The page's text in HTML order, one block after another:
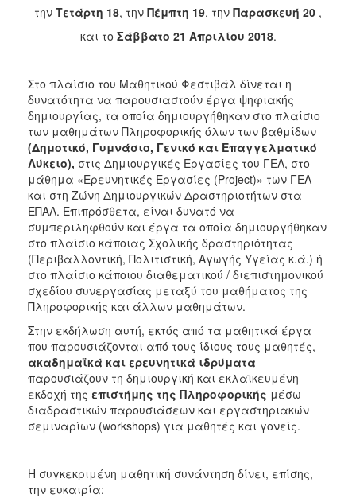
ΔΗΜΟΣ
ΑΝΘΕΚΤΙΚΗ
ΠΟΛΗ
την Τετάρτη 18, την Πέμπτη 19, την Παρασκευή 20 ,
και το Σάββατο 21 Απριλίου 2018.
Στο πλαίσιο του Μαθητικού Φεστιβάλ δίνεται η
δυνατότητα να παρουσιαστούν έργα ψηφιακής
δημιουργίας, τα οποία δημιουργήθηκαν στο πλαίσιο
των μαθημάτων Πληροφορικής όλων των βαθμίδων
(Δημοτικό, Γυμνάσιο, Γενικό και Επαγγελματικό
Λύκειο), στις Δημιουργικές Εργασίες του ΓΕΛ, στο
μάθημα «Ερευνητικές Εργασίες (Project)» των ΓΕΛ
και στη Ζώνη Δημιουργικών Δραστηριοτήτων στα
ΕΠΑΛ. Επιπρόσθετα, είναι δυνατό να
συμπεριληφθούν και έργα τα οποία δημιουργήθηκαν
στο πλαίσιο κάποιας Σχολικής δραστηριότητας
(Περιβαλλοντική, Πολιτιστική, Αγωγής Υγείας κ.ά.) ή
στο πλαίσιο κάποιου διαθεματικού / διεπιστημονικού
σχεδίου συνεργασίας μεταξύ του μαθήματος της
Πληροφορικής και άλλων μαθημάτων.
Στην εκδήλωση αυτή, εκτός από τα μαθητικά έργα
που παρουσιάζονται από τους ίδιους τους μαθητές,
ακαδημαϊκά και ερευνητικά ιδρύματα
παρουσιάζουν τη δημιουργική και εκλαϊκευμένη
εκδοχή της επιστήμης της Πληροφορικής μέσω
διαδραστικών παρουσιάσεων και εργαστηριακών
σεμιναρίων (workshops) για μαθητές και γονείς.
Η συγκεκριμένη μαθητική συνάντηση δίνει, επίσης,
την ευκαιρία: